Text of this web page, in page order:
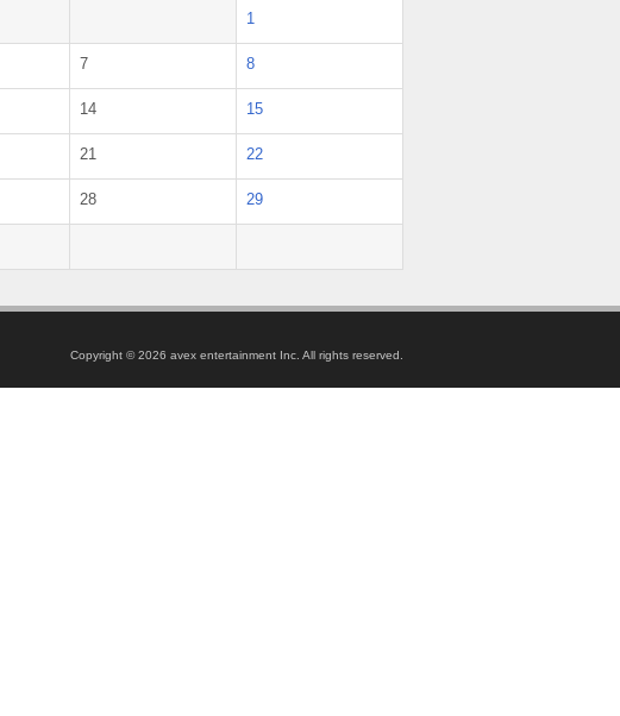
1
7 8
14 15
21 22
28 29
Copyright ©2026 avex entertainment Inc. All rights reserved.